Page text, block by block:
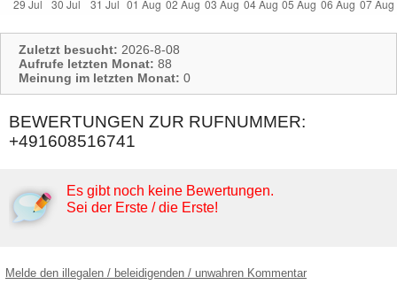
Zuletzt besucht: 2026-8-08
Aufrufe letzten Monat: 88
Meinung im letzten Monat: 0
BEWERTUNGEN ZUR RUFNUMMER:
+491608516741
Es gibt noch keine Bewertungen.
Sei der Erste / die Erste!
Melde den illegalen / beleidigenden / unwahren Kommentar